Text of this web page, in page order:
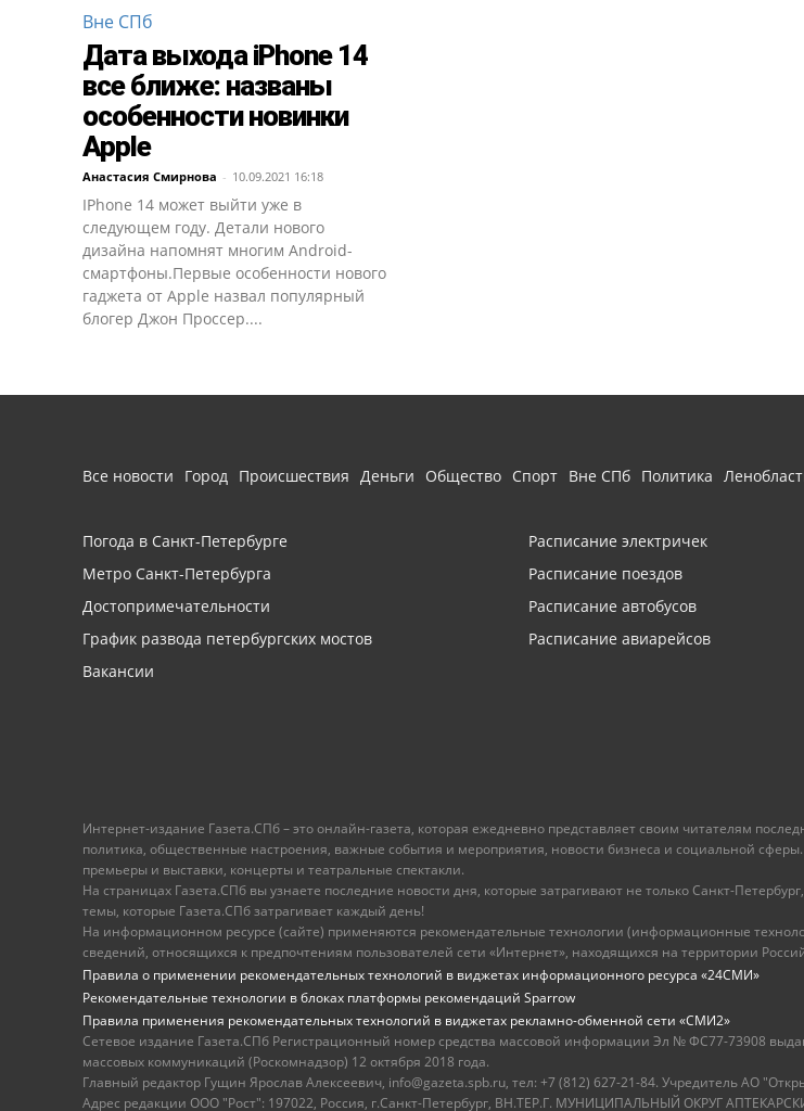
Вне СПб
Дата выхода iPhone 14
все ближе: названы
особенности новинки
Apple
Анастасия Смирнова - 10.09.2021 16:18
IPhone 14 может выйти уже в
следующем году. Детали нового
дизайна напомнят многим Android-
смартфоны.Первые особенности нового
гаджета от Apple назвал популярный
блогер Джон Проссер....
Все новости Город Происшествия Деньги Общество Спорт Вне СПб Политика
Погода в Санкт-Петербурге
Метро Санкт-Петербурга
Достопримечательности
График развода петербургских мостов
Вакансии
Расписание электричек
Расписание поездов
Расписание автобусов
Расписание авиарейсов
Интернет-издание Газета.СПб – это онлайн-газета, которая ежедневно представляет своим читателям
политика, общественные настроения, важные события и мероприятия, новости бизнеса и социальной сферы.
премьеры и выставки, концерты и театральные спектакли.
На страницах Газета.СПб вы узнаете последние новости дня, которые затрагивают не только Санкт-
темы, которые Газета.СПб затрагивает каждый день!
На информационном ресурсе (сайте) применяются рекомендательные технологии (информационные
сведений, относящихся к предпочтениям пользователей сети «Интернет», находящихся на территории
Правила о применении рекомендательных технологий в виджетах информационного ресурса «24СМИ»
Рекомендательные технологии в блоках платформы рекомендаций Sparrow
Правила применения рекомендательных технологий в виджетах рекламно-обменной сети «СМИ2»
Сетевое издание Газета.СПб Регистрационный номер средства массовой информации Эл № ФС77-73908
массовых коммуникаций (Роскомнадзор) 12 октября 2018 года.
Главный редактор Гущин Ярослав Алексеевич, info@gazeta.spb.ru, тел: +7 (812) 627-21-84. Учредитель АО
Адрес редакции ООО "Рост": 197022, Россия, г.Санкт-Петербург, ВН.ТЕР.Г. МУНИЦИПАЛЬНЫЙ ОКРУГ